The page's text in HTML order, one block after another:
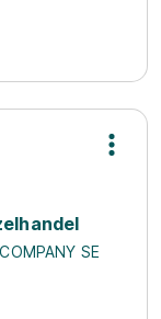
SE